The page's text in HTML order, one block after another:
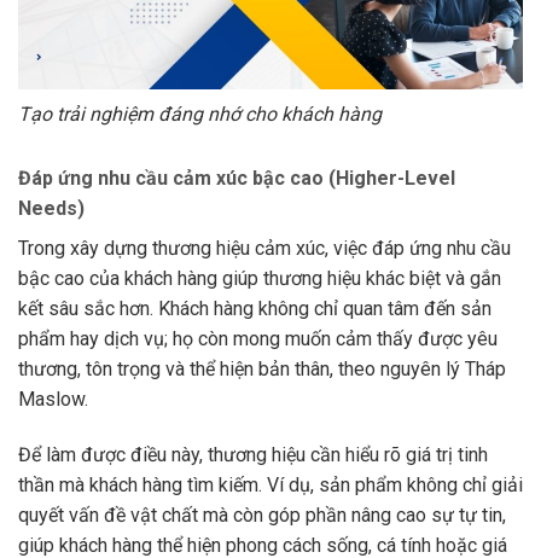
Tạo trải nghiệm đáng nhớ cho khách hàng
Đáp ứng nhu cầu cảm xúc bậc cao (Higher-Level
Needs)
Trong xây dựng thương hiệu cảm xúc, việc đáp ứng nhu cầu
bậc cao của khách hàng giúp thương hiệu khác biệt và gắn
kết sâu sắc hơn. Khách hàng không chỉ quan tâm đến sản
phẩm hay dịch vụ; họ còn mong muốn cảm thấy được yêu
thương, tôn trọng và thể hiện bản thân, theo nguyên lý Tháp
Maslow.
Để làm được điều này, thương hiệu cần hiểu rõ giá trị tinh
thần mà khách hàng tìm kiếm. Ví dụ, sản phẩm không chỉ giải
quyết vấn đề vật chất mà còn góp phần nâng cao sự tự tin,
giúp khách hàng thể hiện phong cách sống, cá tính hoặc giá